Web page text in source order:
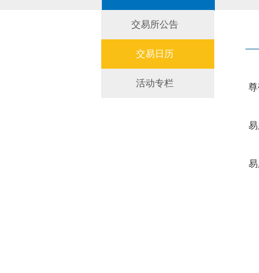
交易所公告
交易日历
活动专栏 尊